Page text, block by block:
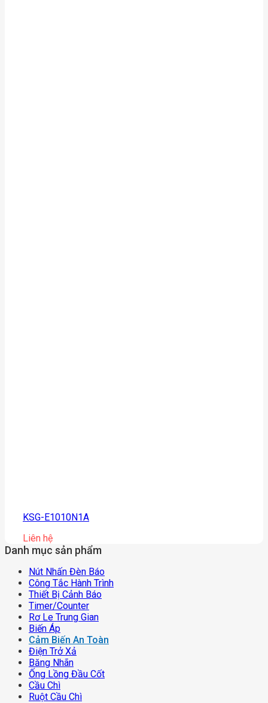
KSG-E1010N1A
Liên hệ
Danh mục sản phẩm
Nút Nhấn Đèn Báo
Công Tắc Hành Trình
Thiết Bị Cảnh Báo
Timer/counter
Rơ Le Trung Gian
Biến Áp
Cảm Biến An Toàn
Điện Trở Xả
Băng Nhãn
Ống Lồng Đầu Cốt
Cầu Chì
Ruột Cầu Chì